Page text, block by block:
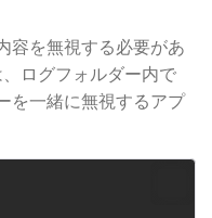
容を無視する必要があ
ログフォルダー内で
を一緒に無視するアプ